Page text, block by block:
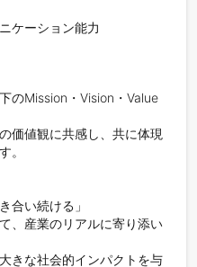
ケーション能力
のMission・Vision・Value
価値観に共感し、共に体現
。
合い続ける」
、産業のリアルに寄り添い
きな社会的インパクトを与